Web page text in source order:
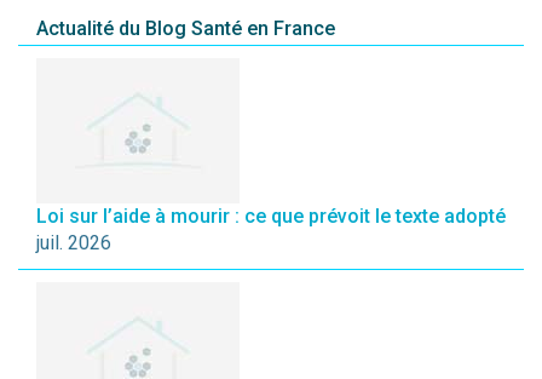
Actualité du Blog Santé en France
Loi sur l’aide à mourir : ce que prévoit le texte adopté
juil. 2026